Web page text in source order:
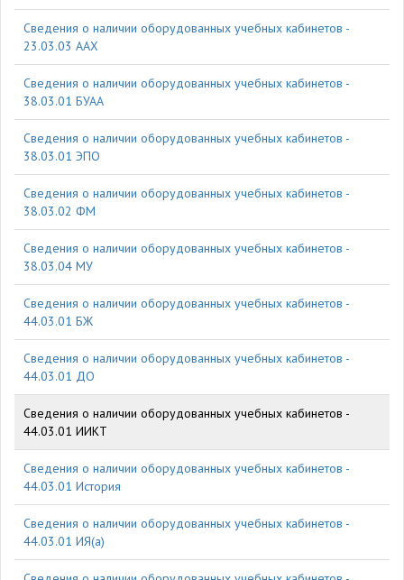
Cведения о наличии оборудованных учебных кабинетов -
23.03.03 ААХ
Cведения о наличии оборудованных учебных кабинетов -
38.03.01 БУАА
Cведения о наличии оборудованных учебных кабинетов -
38.03.01 ЭПО
Cведения о наличии оборудованных учебных кабинетов -
38.03.02 ФМ
Cведения о наличии оборудованных учебных кабинетов -
38.03.04 МУ
Cведения о наличии оборудованных учебных кабинетов -
44.03.01 БЖ
Cведения о наличии оборудованных учебных кабинетов -
44.03.01 ДО
Cведения о наличии оборудованных учебных кабинетов -
44.03.01 ИИКТ
Cведения о наличии оборудованных учебных кабинетов -
44.03.01 История
Cведения о наличии оборудованных учебных кабинетов -
44.03.01 ИЯ(а)